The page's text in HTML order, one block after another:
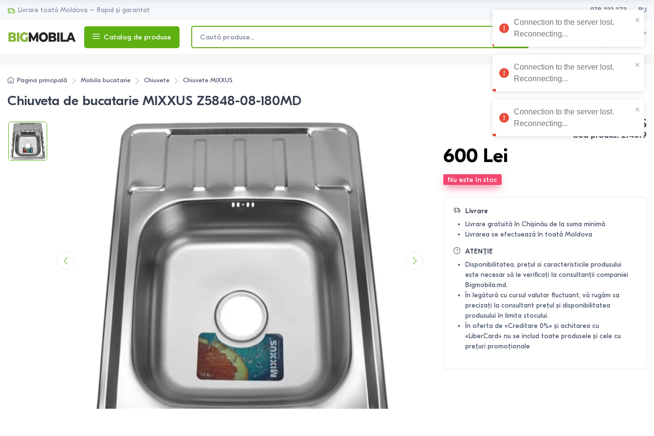
Livrare toată Moldova – Rapid și garantat 078 222 273 RU
Catalog de produse
Coșul meu
Pagina principală Mobila bucatarie Chiuvete Chiuvete MIXXUS
Chiuveta de bucatarie MIXXUS Z5848-08-180MD
MIXXUS
Cod produs: 214819
600 Lei
Nu este în stoc
Livrare
Livrare gratuită în Chișinău de la suma minimă
Livrarea se efectuează în toată Moldova
ATENȚIE
Disponibilitatea, prețul si caracteristicile produsului
este necesar să le verificați la consultanții companiei
Bigmobila.md.
În legătură cu cursul valutar fluctuant, vă rugăm sa
precizați la consultant prețul și disponibilitatea
produsului în limita stocului.
În oferta de «Creditare 0%» și achitarea cu
«LiberCard» nu se includ toate produsele și cele cu
prețuri promoționale